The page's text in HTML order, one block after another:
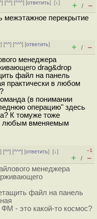
] [^^] [^^^] [ответить][↓]
+ / –
межэтажное перекрытие
] [^^] [^^^] [ответить]
+ / –
менеджера
drag&drop
файл на панель
практически в любом
(в понимании
операцию" здесь
К томуже тоже
любым вменяемым
] [^^] [^^^] [ответить][↓]
–1
+ / –
менеджера
файл на панель
- это какой-то космос?